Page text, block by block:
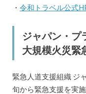
・ 令和トラベル公式
ジャパン・
大規模火災緊
緊急人道支援組織 ジ
旬から緊急支援を実